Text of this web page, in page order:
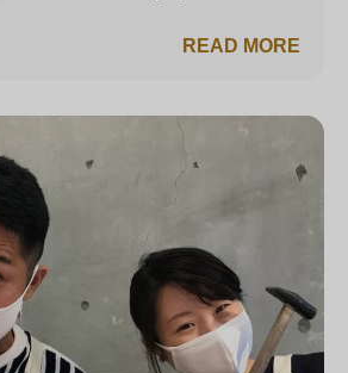
READ MORE